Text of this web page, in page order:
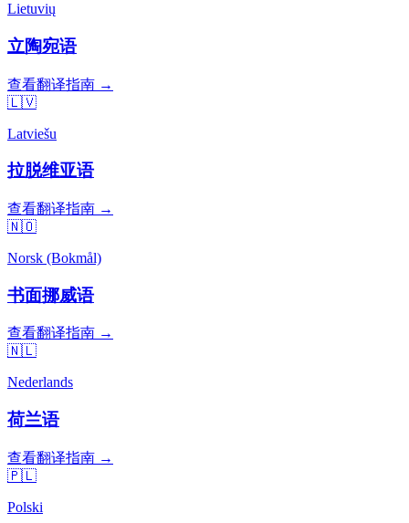
Lietuvių
立陶宛语
查看翻译指南 →
🇱🇻
Latviešu
拉脱维亚语
查看翻译指南 →
🇳🇴
Norsk (Bokmål)
书面挪威语
查看翻译指南 →
🇳🇱
Nederlands
荷兰语
查看翻译指南 →
🇵🇱
Polski